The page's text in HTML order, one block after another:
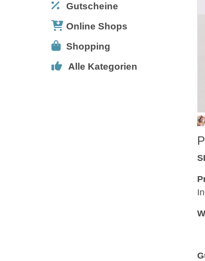
Gutscheine
Online Shops
Shopping
Alle Kategorien